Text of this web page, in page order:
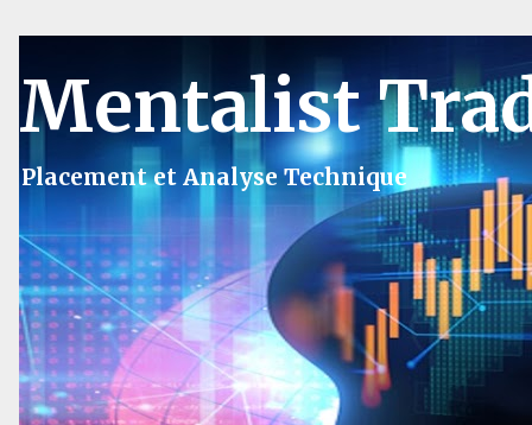
Mentalist
Placement et Analyse Technique